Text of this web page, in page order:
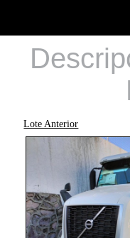
Lote Anterior